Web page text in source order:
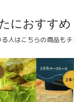
におすすめ
人はこちらの商品も